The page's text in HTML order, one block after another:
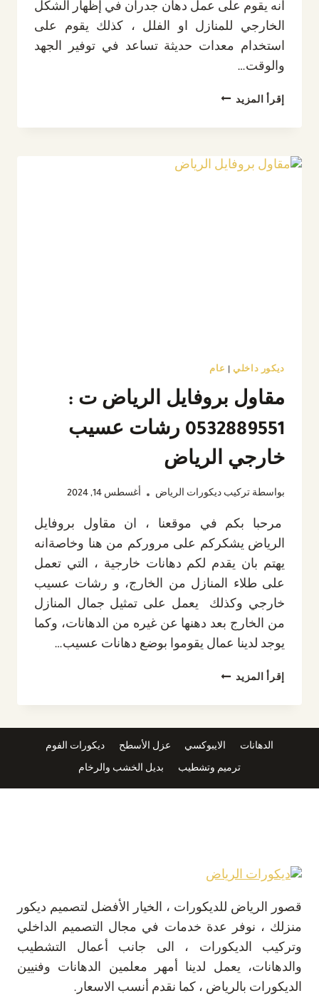
انه يقوم على عمل دهان جدران في إظهار الشكل
الخارجي للمنازل او الفلل ، كذلك يقوم على
استخدام معدات حديثة تساعد في توفير الجهد
والوقت…
إقرأ المزيد معلم
الرياض
0532889551
ديكور داخلي عام
مقاول بروفايل الرياض ت :
0532889551 رشات عسيب
خارجي الرياض
بواسطة تركيب ديكورات الرياض أغسطس 14, 2024
مرحبا بكم في موقعنا ، ان مقاول بروفايل
الرياض يشكركم على مروركم من هنا وخاصةانه
يهتم بان يقدم لكم دهانات خارجية ، التي تعمل
على طلاء المنازل من الخارج، و رشات عسيب
خارجي وكذلك يعمل على تمثيل جمال المنازل
من الخارج بعد دهنها عن غيره من الدهانات، وكما
يوجد لدينا عمال يقوموا بوضع دهانات عسيب…
إقرأ المزيد مقاول
الرياض
رشات
عسيب
الدهانات الايبوكسي عزل الأسطح ديكورات الفوم
ترميم وتشطيب بديل الخشب والرخام
قصور الرياض للديكورات ، الخيار الأفضل لتصميم ديكور
منزلك ، نوفر عدة خدمات في مجال التصميم الداخلي
وتركيب الديكورات ، الى جانب أعمال التشطيب
والدهانات، يعمل لدينا أمهر معلمين الدهانات وفنيين
الديكورات بالرياض ، كما نقدم أنسب الاسعار.